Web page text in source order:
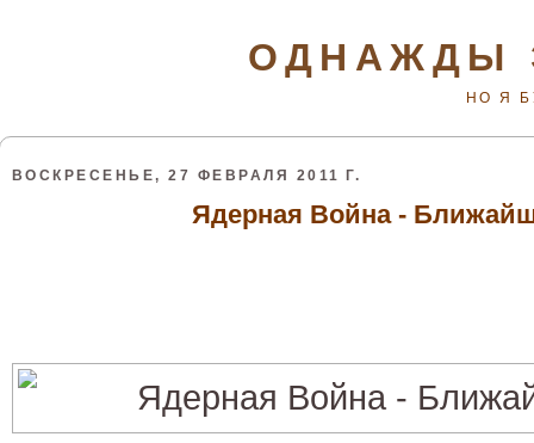
ОДНАЖДЫ
НО Я
ВОСКРЕСЕНЬЕ, 27 ФЕВРАЛЯ 2011 Г.
Ядерная Война -